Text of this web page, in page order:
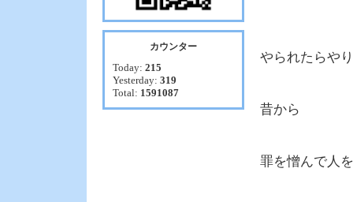
やられたらや
昔から
罪を憎んで人
カウンター
Today: 215
Yesterday: 319
Total: 1591087